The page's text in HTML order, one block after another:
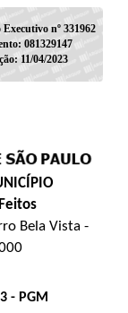
nº 331962
081329147
11/04/2023
Bela Vista -
- PGM